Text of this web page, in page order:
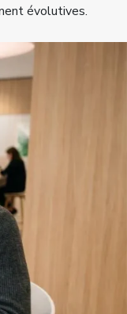
évolutives.